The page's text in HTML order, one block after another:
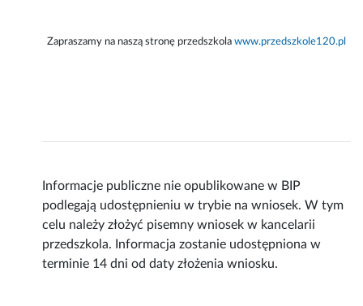
Zapraszamy na naszą stronę przedszkolawww.przedszkole120.pl
Informacje publiczne nie opublikowane w BIP
podlegają udostępnieniu w trybie na wniosek. W tym
celu należy złożyć pisemny wniosek w kancelarii
przedszkola. Informacja zostanie udostępniona w
terminie 14 dni od daty złożenia wniosku.